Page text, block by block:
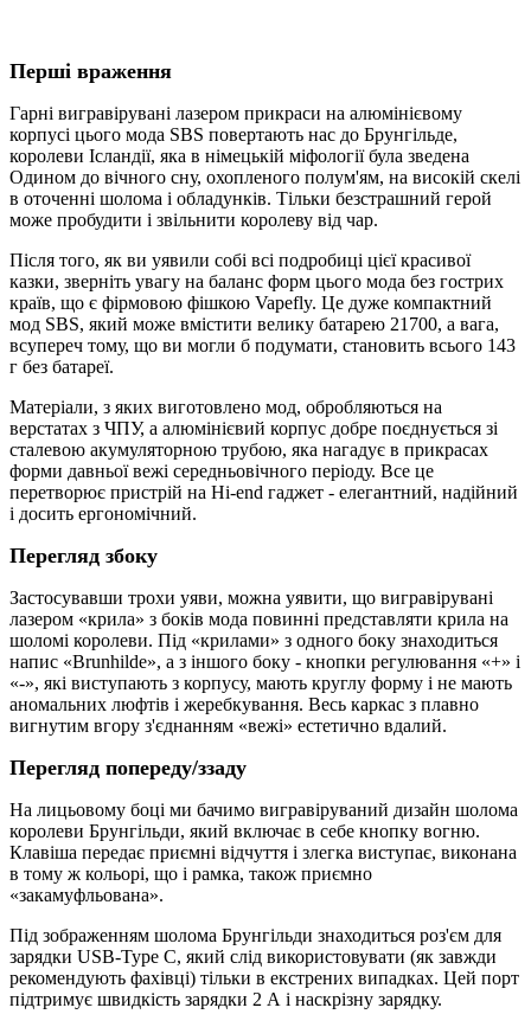
Перші враження
Гарні вигравірувані лазером прикраси на алюмінієвому
корпусі цього мода SBS повертають нас до Брунгільде,
королеви Ісландії, яка в німецькій міфології була зведена
Одином до вічного сну, охопленого полум'ям, на високій скелі
в оточенні шолома і обладунків. Тільки безстрашний герой
може пробудити і звільнити королеву від чар.
Після того, як ви уявили собі всі подробиці цієї красивої
казки, зверніть увагу на баланс форм цього мода без гострих
країв, що є фірмовою фішкою Vapefly. Це дуже компактний
мод SBS, який може вмістити велику батарею 21700, а вага,
всупереч тому, що ви могли б подумати, становить всього 143
г без батареї.
Матеріали, з яких виготовлено мод, обробляються на
верстатах з ЧПУ, а алюмінієвий корпус добре поєднується зі
сталевою акумуляторною трубою, яка нагадує в прикрасах
форми давньої вежі середньовічного періоду. Все це
перетворює пристрій на Hi-end гаджет - елегантний, надійний
і досить ергономічний.
Перегляд збоку
Застосувавши трохи уяви, можна уявити, що вигравірувані
лазером «крила» з боків мода повинні представляти крила на
шоломі королеви. Під «крилами» з одного боку знаходиться
напис «Brunhilde», а з іншого боку - кнопки регулювання «+» і
«-», які виступають з корпусу, мають круглу форму і не мають
аномальних люфтів і жеребкування. Весь каркас з плавно
вигнутим вгору з'єднанням «вежі» естетично вдалий.
Перегляд попереду/ззаду
На лицьовому боці ми бачимо вигравіруваний дизайн шолома
королеви Брунгільди, який включає в себе кнопку вогню.
Клавіша передає приємні відчуття і злегка виступає, виконана
в тому ж кольорі, що і рамка, також приємно
«закамуфльована».
Під зображенням шолома Брунгільди знаходиться роз'єм для
зарядки USB-Type C, який слід використовувати (як завжди
рекомендують фахівці) тільки в екстрених випадках. Цей порт
підтримує швидкість зарядки 2 А і наскрізну зарядку.